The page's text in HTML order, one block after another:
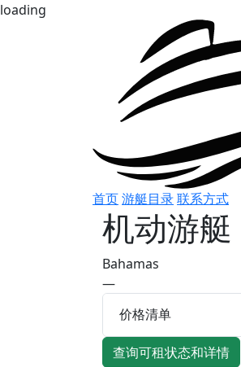
loading
首页游艇目录联系方式
机动游艇
Bahamas
—
价格清单
查询可租状态和详情